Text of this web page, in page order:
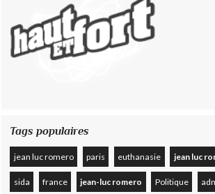
Tags populaires
jean luc romero paris euthanasie jean luc
sida france jean-luc romero Politique